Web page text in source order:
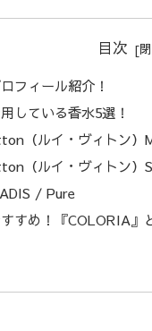
目次
フィール紹介！
している香水5選！
（ルイ・ヴィトン）
（ルイ・ヴィトン）
/ Pure
すめ！『COLORIA』